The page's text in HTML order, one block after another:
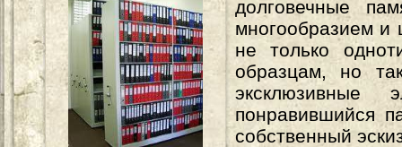
долговечные
многообразием и
не только
образцам, но
понравившийся
собственный